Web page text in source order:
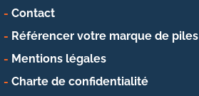
Contact
Référencer votre marque de piles
Mentions légales
Charte de confidentialité